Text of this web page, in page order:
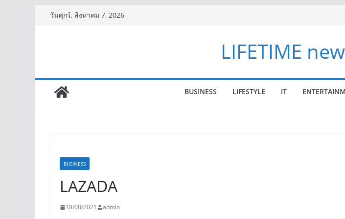
วันศุกร์, สิงหาคม 7, 2026
LIFETIME
BUSINESS LIFESTYLE IT
BUSINESS
LAZADA
18/08/2021 admin